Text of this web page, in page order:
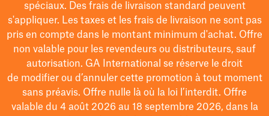
spéciaux. Des frais de livraison standard peuvent
s'appliquer. Les taxes et les frais de livraison ne sont pas
pris en compte dans le montant minimum d'achat. Offre
non valable pour les revendeurs ou distributeurs, sauf
autorisation. GA International se réserve le droit
de modifierou d’annuler cette promotion à tout moment
sans préavis. Offre nulle là où la loi l’interdit. Offre
valable du 4 août 2026 au 18 septembre 2026, dans la